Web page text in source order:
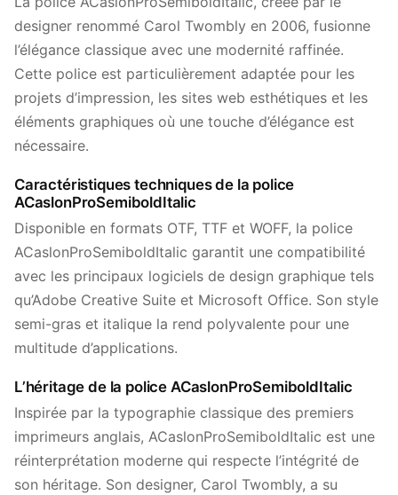
designer renommé Carol Twombly en 2006, fusionne
l’élégance classique avec une modernité raffinée.
Cette police est particulièrement adaptée pour les
projets d’impression, les sites web esthétiques et les
éléments graphiques où une touche d’élégance est
nécessaire.
Caractéristiques techniques de la police
ACaslonProSemiboldItalic
Disponible en formats OTF, TTF et WOFF, la police
ACaslonProSemiboldItalic garantit une compatibilité
avec les principaux logiciels de design graphique tels
qu’Adobe Creative Suite et Microsoft Office. Son style
semi-gras et italique la rend polyvalente pour une
multitude d’applications.
L’héritage de la police ACaslonProSemiboldItalic
Inspirée par la typographie classique des premiers
imprimeurs anglais, ACaslonProSemiboldItalic est une
réinterprétation moderne qui respecte l’intégrité de
son héritage. Son designer, Carol Twombly, a su